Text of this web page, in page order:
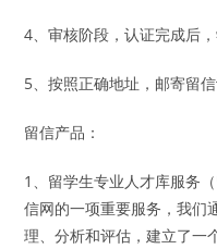
4、审核阶段，认证完成后
5、按照正确地址，邮寄留信
留信产品：
1、留学生专业人才库服务
信网的一项重要服务，我们
理、分析和评估，建立了一